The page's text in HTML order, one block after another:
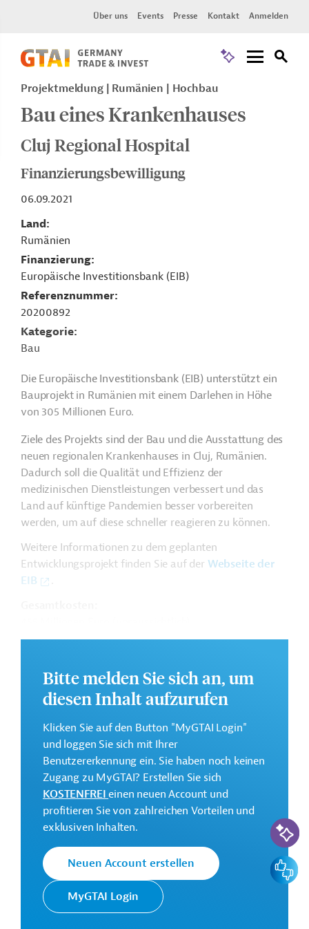
Über uns Events Presse Kontakt Anmelden
Projektmeldung Rumänien Hochbau
Bau eines Krankenhauses
Cluj Regional Hospital
Finanzierungsbewilligung
06.09.2021
Land
Rumänien
Finanzierung
Europäische Investitionsbank (EIB)
Referenznummer
20200892
Kategorie
Bau
Die Europäische Investitionsbank (EIB) unterstützt ein
Bauprojekt in Rumänien mit einem Darlehen in Höhe
von 305 Millionen Euro.
Ziele des Projekts sind der Bau und die Ausstattung des
neuen regionalen Krankenhauses in Cluj, Rumänien.
Dadurch soll die Qualität und Effizienz der
medizinischen Dienstleistungen verbessert und das
Land auf künftige Pandemien besser vorbereiten
werden, um auf diese schneller reagieren zu können.
Weitere Informationen zu dem geplanten
Entwicklungsprojekt finden Sie auf der Webseite der
EIB
Kontaktadresse
Europäische
Investitionsbank
(EIB)
Die EIB vertritt die
wirtschaftlichen Interessen der EU
durch Kreditvergabe an alle
Mitgliedsländer und unterstützt
die Entwicklungs- und
Kooperationspolitik der EU mit
Investitionen in Drittstaaten.
Bitte melden Sie sich an, um
diesen Inhalt aufzurufen
Klicken Sie auf den Button "MyGTAI Login"
und loggen Sie sich mit Ihrer
Benutzererkennung ein. Sie haben noch keinen
Zugang zu MyGTAI? Erstellen Sie sich
KOSTENFREIeinen neuen Account und
profitieren Sie von zahlreichen Vorteilen und
exklusiven Inhalten.
Neuen Account erstellen
MyGTAI Login
KI-